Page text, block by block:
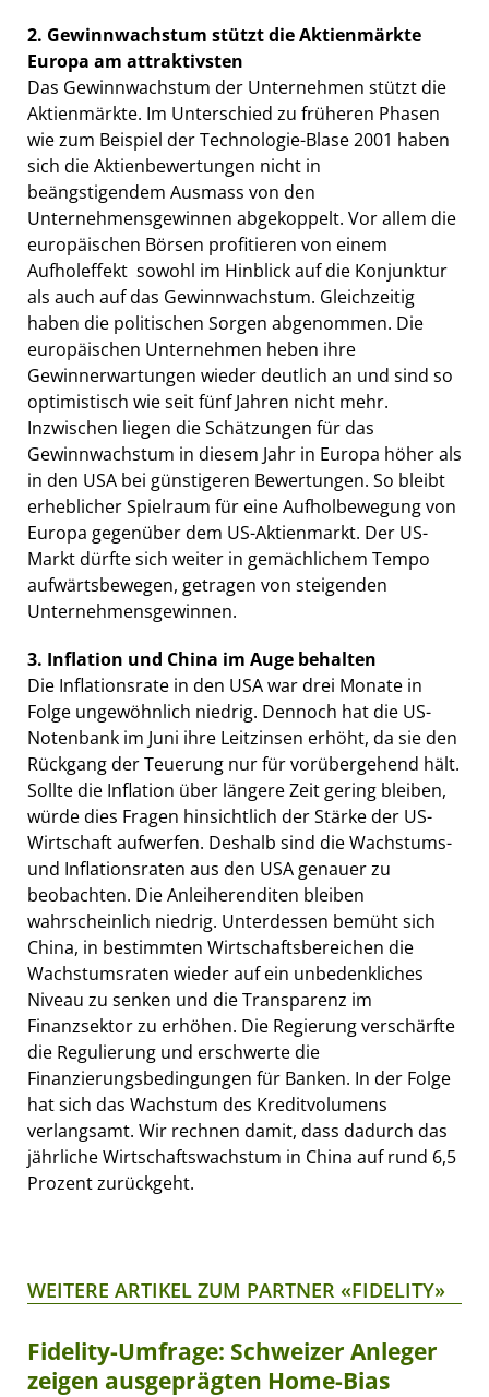
2. Gewinnwachstum stützt die Aktienmärkte 
Europa am attraktivsten
Das Gewinnwachstum der Unternehmen stützt die
Aktienmärkte. Im Unterschied zu früheren Phasen
wie zum Beispiel der Technologie-Blase 2001 haben
sich die Aktienbewertungen nicht in
beängstigendem Ausmass von den
Unternehmensgewinnen abgekoppelt. Vor allem die
europäischen Börsen profitieren von einem
Aufholeffekt  sowohl im Hinblick auf die Konjunktur
als auch auf das Gewinnwachstum. Gleichzeitig
haben die politischen Sorgen abgenommen. Die
europäischen Unternehmen heben ihre
Gewinnerwartungen wieder deutlich an und sind so
optimistisch wie seit fünf Jahren nicht mehr.
Inzwischen liegen die Schätzungen für das
Gewinnwachstum in diesem Jahr in Europa höher als
in den USA bei günstigeren Bewertungen. So bleibt
erheblicher Spielraum für eine Aufholbewegung von
Europa gegenüber dem US-Aktienmarkt. Der US-
Markt dürfte sich weiter in gemächlichem Tempo
aufwärtsbewegen, getragen von steigenden
Unternehmensgewinnen.
3. Inflation und China im Auge behalten
Die Inflationsrate in den USA war drei Monate in
Folge ungewöhnlich niedrig. Dennoch hat die US-
Notenbank im Juni ihre Leitzinsen erhöht, da sie den
Rückgang der Teuerung nur für vorübergehend hält.
Sollte die Inflation über längere Zeit gering bleiben,
würde dies Fragen hinsichtlich der Stärke der US-
Wirtschaft aufwerfen. Deshalb sind die Wachstums-
und Inflationsraten aus den USA genauer zu
beobachten. Die Anleiherenditen bleiben
wahrscheinlich niedrig. Unterdessen bemüht sich
China, in bestimmten Wirtschaftsbereichen die
Wachstumsraten wieder auf ein unbedenkliches
Niveau zu senken und die Transparenz im
Finanzsektor zu erhöhen. Die Regierung verschärfte
die Regulierung und erschwerte die
Finanzierungsbedingungen für Banken. In der Folge
hat sich das Wachstum des Kreditvolumens
verlangsamt. Wir rechnen damit, dass dadurch das
jährliche Wirtschaftswachstum in China auf rund 6,5
Prozent zurückgeht.
WEITERE ARTIKEL ZUM PARTNER «FIDELITY»
Fidelity-Umfrage: Schweizer Anleger
zeigen ausgeprägten Home-Bias